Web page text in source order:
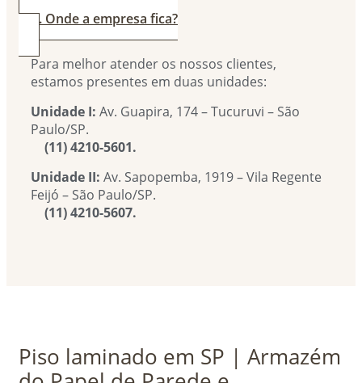
4. Onde a empresa fica?
Para melhor atender os nossos clientes,
estamos presentes em duas unidades:
Unidade I: Av. Guapira, 174 – Tucuruvi – São
Paulo/SP.
(11) 4210-5601.
Unidade II: Av. Sapopemba, 1919 – Vila Regente
Feijó – São Paulo/SP.
(11) 4210-5607.
Piso laminado em SP | Armazém